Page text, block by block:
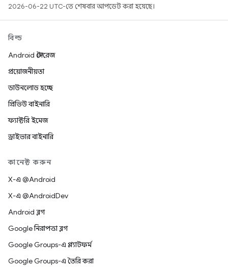
2026-06-22 UTC-তে শেষবার আপডেট করা হয়েছে।
বিল্ড
Android স্টোরেজ
প্রয়োজনীয়তা
ডাউনলোড হচ্ছে
প্রিভিউ বাইনারি
ফ্যাক্টরি ইমেজ
ড্রাইভার বাইনারি
কানেক্ট করুন
X-এ @Android
X-এ @AndroidDev
Android ব্লগ
Google নিরাপত্তা ব্লগ
Google Groups-এ প্ল্যাটফর্ম
Google Groups-এ তৈরি করা